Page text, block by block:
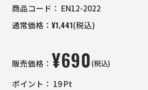
商品コード： EN12-2022
通常価格： ¥1,441(税込)
販売価格： ¥690(税込)
ポイント： 19Pt